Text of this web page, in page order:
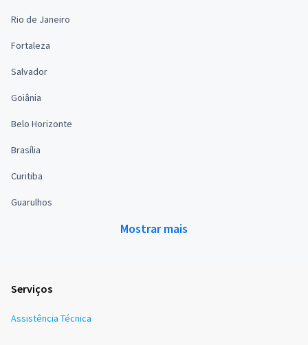
Rio de Janeiro
Fortaleza
Salvador
Goiânia
Belo Horizonte
Brasília
Curitiba
Guarulhos
Mostrar mais
Serviços
Assistência Técnica